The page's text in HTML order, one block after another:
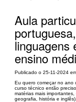
Aula
linguagens
ensino
Publicado o 25-11-2024
Eu quero começar no ano
curso técnico então
matérias mais
geografia, história e inglês).